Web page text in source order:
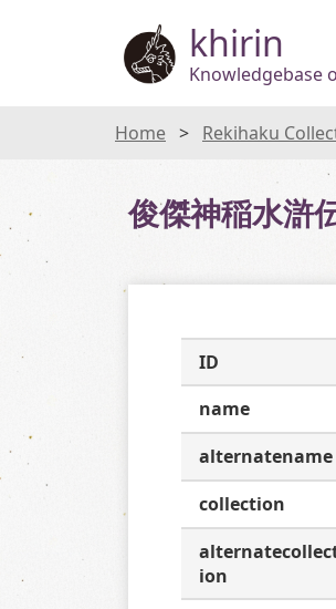
khirin
Knowledgebase
Home Rekihaku
俊傑神稲水滸
ID
name
alternatename
collection
ion